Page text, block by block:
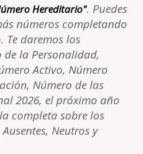
Hereditario". Puedes
números completando
daremos los
la Personalidad,
Activo, Número
Número de las
2026, el próximo año
completa sobre los
Neutros y